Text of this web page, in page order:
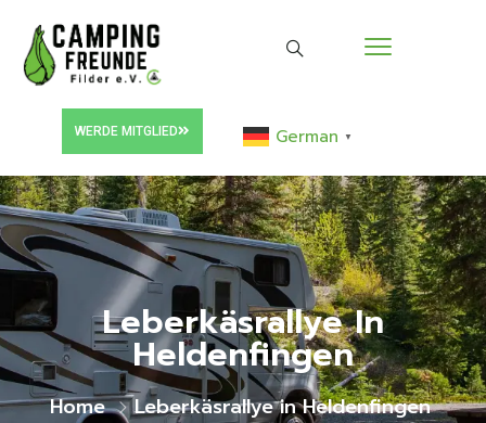
WERDE MITGLIED German ▼
Leberkäsrallye In
Heldenfingen
Home Leberkäsrallye in Heldenfingen